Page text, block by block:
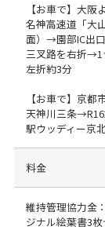
【お車で】大阪
名神高速道「大
面）→園部IC出
三叉路を右折
左折約3分
【お車で】京都
天神川三条
駅ウッディー京
料金
維持管理協力金
ジナル絵葉書3枚